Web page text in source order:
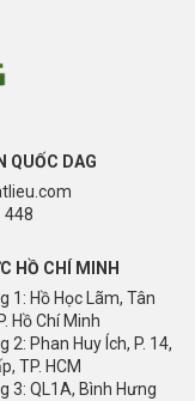
QUỐC DAG
448
HỒ CHÍ MINH
1: Hồ Học Lãm, Tân
Hồ Chí Minh
2: Phan Huy Ích, P. 14,
TP. HCM
3: QL1A, Bình Hưng